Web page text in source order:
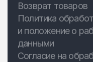
Возврат товаров
Политика
и положение о
данными
Согласие на